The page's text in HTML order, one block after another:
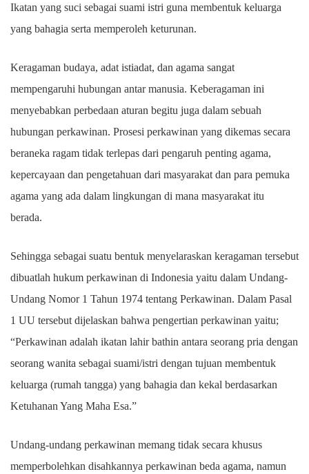
Ikatan yang suci sebagai suami istri guna membentuk keluarga
yang bahagia serta memperoleh keturunan.
Keragaman budaya, adat istiadat, dan agama sangat
mempengaruhi hubungan antar manusia. Keberagaman ini
menyebabkan perbedaan aturan begitu juga dalam sebuah
hubungan perkawinan. Prosesi perkawinan yang dikemas secara
beraneka ragam tidak terlepas dari pengaruh penting agama,
kepercayaan dan pengetahuan dari masyarakat dan para pemuka
agama yang ada dalam lingkungan di mana masyarakat itu
berada.
Sehingga sebagai suatu bentuk menyelaraskan keragaman tersebut
dibuatlah hukum perkawinan di Indonesia yaitu dalam Undang-
Undang Nomor 1 Tahun 1974 tentang Perkawinan. Dalam Pasal
1 UU tersebut dijelaskan bahwa pengertian perkawinan yaitu;
“Perkawinan adalah ikatan lahir bathin antara seorang pria dengan
seorang wanita sebagai suami/istri dengan tujuan membentuk
keluarga (rumah tangga) yang bahagia dan kekal berdasarkan
Ketuhanan Yang Maha Esa.”
Undang-undang perkawinan memang tidak secara khusus
memperbolehkan disahkannya perkawinan beda agama, namun